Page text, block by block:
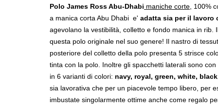
Polo James Ross Abu-Dhabi maniche corte, 100%
a manica corta Abu Dhabi e' adatta sia per il lavoro
agevolano la vestibilità, colletto e fondo manica in
questa polo originale nel suo genere! Il nastro di
posteriore del colletto della polo presenta 5 strisce
tinta con la polo. Inoltre gli spacchetti laterali sono
in 6 varianti di colori: navy, royal, green, white,
sia lavorativa che per un piacevole tempo libero, per
imbustate singolarmente ottime anche come regalo